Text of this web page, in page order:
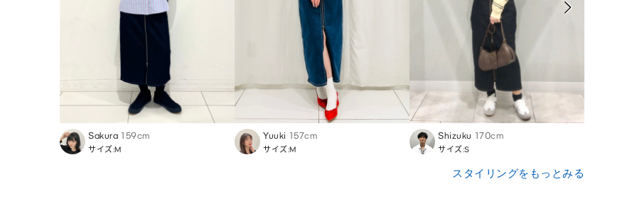
Sakura 159cm
サイズ:M
Yuuki 157cm
サイズ:M
Shizuku 170cm
サイズ:S
スタイリングをもっとみる